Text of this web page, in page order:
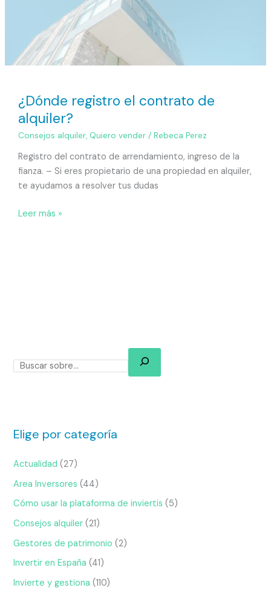
¿Dónde registro el contrato de
alquiler?
Consejos alquiler, Quiero vender/ Rebeca Perez
Registro del contrato de arrendamiento, ingreso de la
fianza. – Si eres propietario de una propiedad en alquiler,
te ayudamos a resolver tus dudas
Leer más »
Elige por categoría
Actualidad (27)
Area Inversores (44)
Cómo usar la plataforma de inviertis (5)
Consejos alquiler (21)
Gestores de patrimonio (2)
Invertir en España (41)
Invierte y gestiona (110)